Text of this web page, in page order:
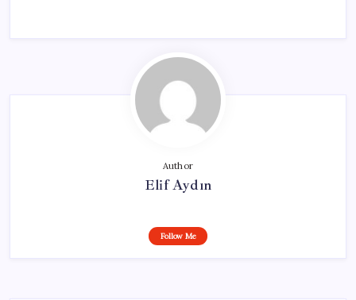
Author
Elif Aydın
Follow Me